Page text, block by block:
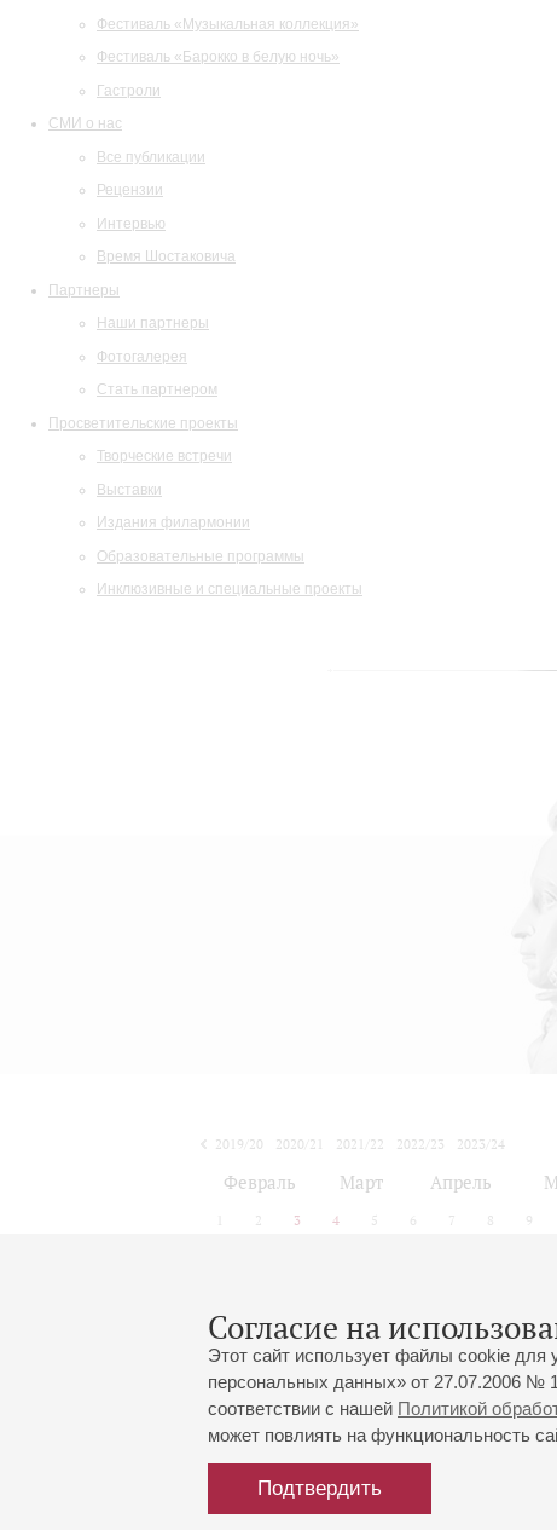
Фестиваль «Музыкальная коллекция»
Фестиваль «Барокко в белую ночь»
Гастроли
СМИ о нас
Все публикации
Рецензии
Интервью
Время Шостаковича
Партнеры
Наши партнеры
Фотогалерея
Стать партнером
Просветительские проекты
Творческие встречи
Выставки
Издания филармонии
Образовательные программы
Инклюзивные и специальные проекты
Согласие на
Этот сайт использует файлы cookie для
персональных данных» от 27.07.2006 №
соответствии с нашей Политикой
может повлиять на функциональность
Подтвердить
2019/20
2020/21 2021/22 2022/23
2023/24
Февраль Март Апрель
2 3 4 5 6 7 8 9